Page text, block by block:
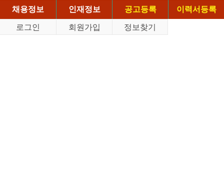
채용정보
인재정보 공고등록
이력서등록
로그인
회원가입 정보찾기